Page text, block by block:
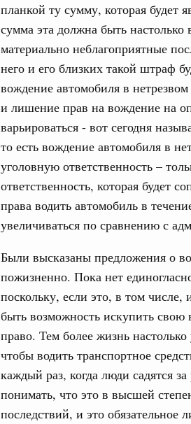
планкой ту сумму, которая будет
сумма эта должна быть настолько
материально неблагоприятные
него и его близких такой штраф
вождение автомобиля в
и лишение прав на вождение на
варьироваться - вот сегодня
то есть вождение автомобиля в
уголовную ответственность –
ответственность, которая будет
права водить автомобиль в
увеличиваться по сравнению с
Были высказаны предложения о
пожизненно. Пока нет
поскольку, если это, в том числе,
быть возможность искупить свою
право. Тем более жизнь
чтобы водить транспортное
каждый раз, когда люди садятся
понимать, что это в высшей
последствий, и это обязательное